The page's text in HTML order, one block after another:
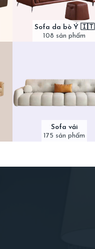
Sofa da bò Ý 🇮🇹
108 sản phẩm
Sofa vải
175 sản phẩm